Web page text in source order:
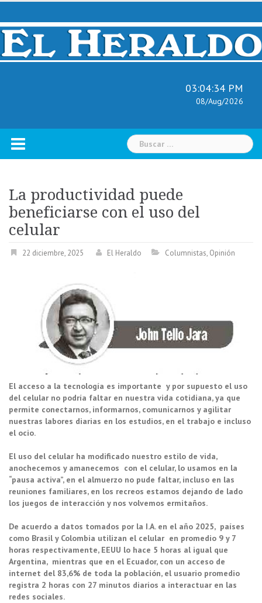
Skip
content
03:04:35 PM
08/Aug/2026
Buscar:
La productividad puede
beneficiarse con el uso del
celular
22 diciembre, 2025 El Heraldo Columnistas, Opinión
El acceso a la tecnología es importante y por supuesto el uso
del celular no podría faltar en nuestra vida cotidiana, ya que
permite conectarnos, informarnos, comunicarnos y agilitar
nuestras labores diarias en los estudios, en el trabajo e incluso
el ocio.
El uso del celular ha modificado nuestro estilo de vida,
anochecemos y amanecemos con el celular, lo usamos en la
“pausa activa”, en el almuerzo no pude faltar, incluso en las
reuniones familiares, en los recreos estamos dejando de lado
los juegos de interacción y nos volvemos ermitaños.
De acuerdo a datos tomados por la I.A. en el año 2025, países
como Brasil y Colombia utilizan el celular en promedio 9 y 7
horas respectivamente, EEUU lo hace 5 horas al igual que
Argentina, mientras que en el Ecuador, con un acceso de
internet del 83,6% de toda la población, el usuario promedio
registra 2 horas con 27 minutos diarios a interactuar en las
redes sociales.